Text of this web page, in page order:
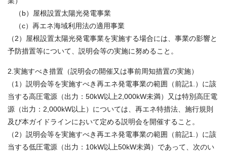
（b）屋根設置太陽光発電事業
（c）再エネ海域利用法の適用事業
（2）屋根設置太陽光発電事業を実施する場合には、事業の影響と
予防措置等について、説明会等の実施に努めること。
2.実施すべき措置（説明会の開催又は事前周知措置の実施）
（1）説明会等を実施すべき再エネ発電事業の範囲（前記1.）に該
当する高圧電源（出力：50kW以上2,000kW未満）又は特別高圧電
源（出力：2,000kW以上）については、再エネ特措法、施行規則
及び本ガイドラインにおいて定める説明会を開催すること。
（2）説明会等を実施すべき再エネ発電事業の範囲（前記1.）に該
当する低圧電源（出力：10kW以上50kW未満）であって、次のい